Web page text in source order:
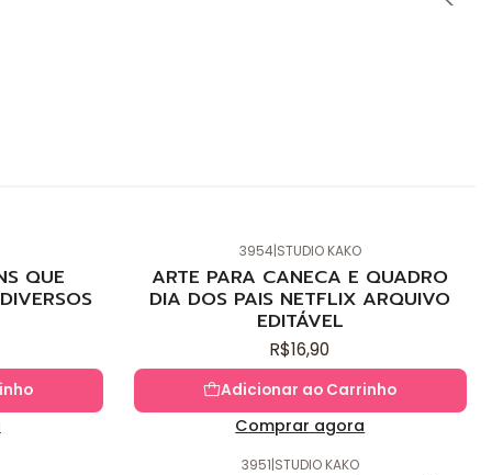
QUE
3954|STUDIO KAKO
ARTE PARA CANECA E QUADRO
DIA DOS PAIS NETFLIX ARQUIVO
EDITÁVEL
R$16,90
Adicionar ao Carrinho
Comprar agora
3951|STUDIO KAKO